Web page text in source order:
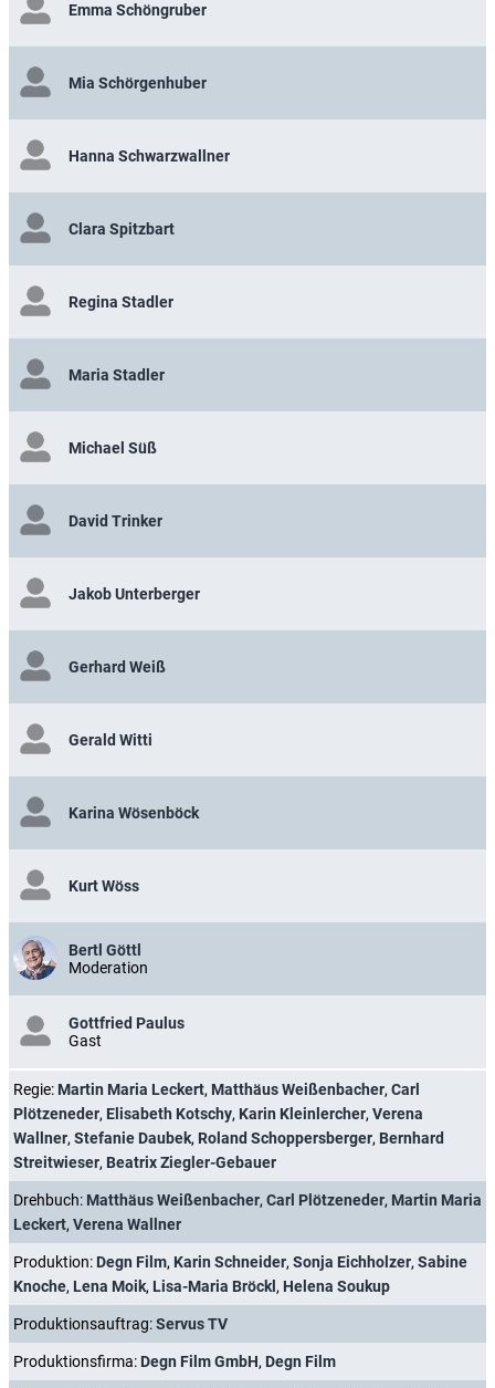
Emma Schöngruber
Mia Schörgenhuber
Hanna Schwarzwallner
Clara Spitzbart
Regina Stadler
Maria Stadler
Michael Süß
David Trinker
Jakob Unterberger
Gerhard Weiß
Gerald Witti
Karina Wösenböck
Kurt Wöss
Bertl Göttl
Moderation
Gottfried Paulus
Gast
Regie: Martin Maria Leckert, Matthäus Weißenbacher, Carl
Plötzeneder, Elisabeth Kotschy, Karin Kleinlercher, Verena
Wallner, Stefanie Daubek, Roland Schoppersberger, Bernhard
Streitwieser, Beatrix Ziegler-Gebauer
Drehbuch: Matthäus Weißenbacher, Carl Plötzeneder, Martin Maria
Leckert, Verena Wallner
Produktion: Degn Film, Karin Schneider, Sonja Eichholzer, Sabine
Knoche, Lena Moik, Lisa-Maria Bröckl , Helena Soukup
Produktionsauftrag:Servus TV
Produktionsfirma: Degn Film GmbH, Degn Film